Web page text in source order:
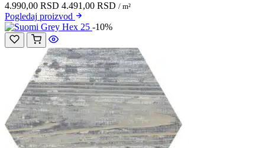
4.990,00 RSD 4.491,00 RSD / m²
Pogledaj proizvod
-10%